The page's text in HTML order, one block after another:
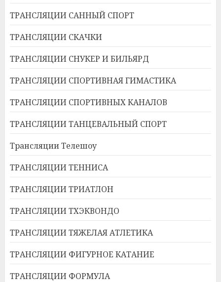
ТРАНСЛЯЦИИ САННЫЙ СПОРТ
ТРАНСЛЯЦИИ СКАЧКИ
ТРАНСЛЯЦИИ СНУКЕР И БИЛЬЯРД
ТРАНСЛЯЦИИ СПОРТИВНАЯ ГИМАСТИКА
ТРАНСЛЯЦИИ СПОРТИВНЫХ КАНАЛОВ
ТРАНСЛЯЦИИ ТАНЦЕВАЛЬНЫЙ СПОРТ
Трансляции Телешоу
ТРАНСЛЯЦИИ ТЕННИСА
ТРАНСЛЯЦИИ ТРИАТЛОН
ТРАНСЛЯЦИИ ТХЭКВОНДО
ТРАНСЛЯЦИИ ТЯЖЕЛАЯ АТЛЕТИКА
ТРАНСЛЯЦИИ ФИГУРНОЕ КАТАНИЕ
ТРАНСЛЯЦИИ ФОРМУЛА